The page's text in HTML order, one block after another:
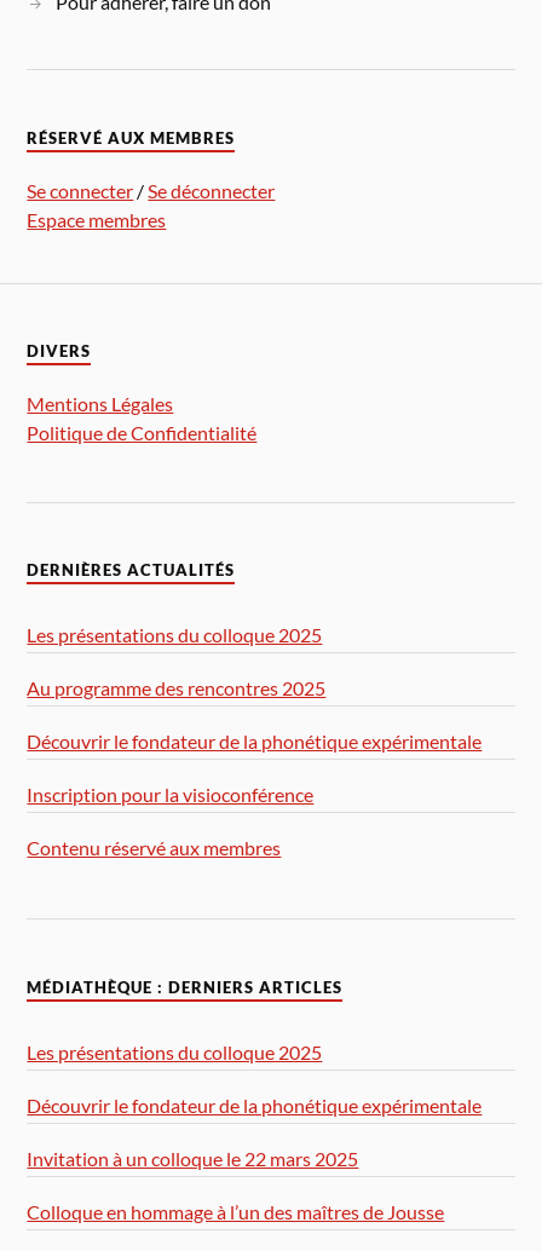
RÉSERVÉ AUX MEMBRES
Se connecter / Se déconnecter
Espace membres
DIVERS
Mentions Légales
Politique de Confidentialité
DERNIÈRES ACTUALITÉS
Les présentations du colloque 2025
Au programme des rencontres 2025
Découvrir le fondateur de la phonétique expérimentale
Inscription pour la visioconférence
Contenu réservé aux membres
MÉDIATHÈQUE : DERNIERS ARTICLES
Les présentations du colloque 2025
Découvrir le fondateur de la phonétique expérimentale
Invitation à un colloque le 22 mars 2025
Colloque en hommage à l’un des maîtres de Jousse